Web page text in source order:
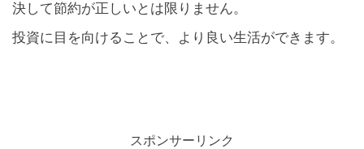
決して節約が正しいとは限りません。
投資に目を向けることで、より良い生活ができます。
スポンサーリンク